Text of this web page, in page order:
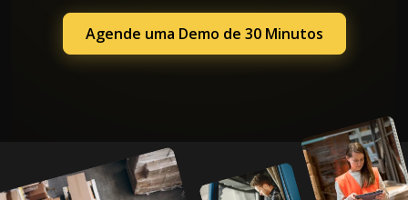
Agende uma Demo de 30 Minutos